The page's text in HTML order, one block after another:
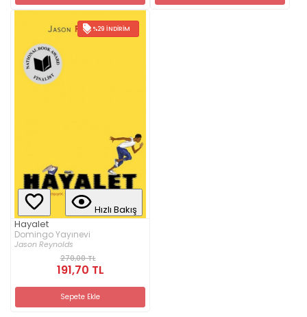
%29 İNDIRIM
Hızlı Bakış
Hayalet
Domingo Yayınevi
Jason Reynolds
270,00 TL
191,70 TL
Sepete Ekle